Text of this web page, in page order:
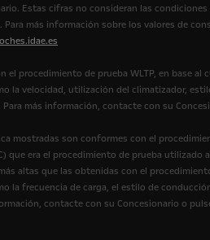
Estas cifras no consideran las
más información sobre los valores de
procedimiento de prueba WLTP, en base
la velocidad, utilización del climatizador,
más información, contacte con su
mostradas son conformes con el
que era el procedimiento de prueba
altas que las obtenidas con el
la frecuencia de carga, el estilo de
contacte con su Concesionario o